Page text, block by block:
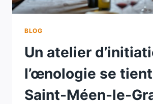
BLOG
Un atelier
l’œnologie se
Saint-Méen-le-